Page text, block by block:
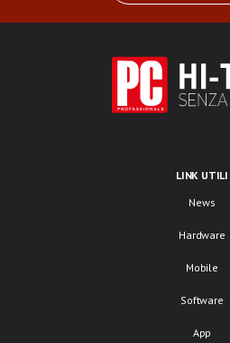
LINK UTILI
News
Hardware
Mobile
Software
App